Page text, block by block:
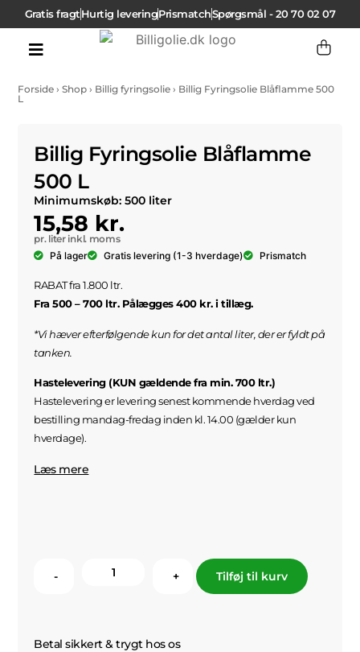
Gratis fragtHurtig leveringPrismatchSpørgsmål - 20 70 02 07
Forside ›Shop › Billig fyringsolie › Billig Fyringsolie Blåflamme 500
L
Billig Fyringsolie Blåflamme
500 L
Minimumskøb: 500 liter
15,58 kr.
inkl. moms
På lager
Gratis levering (1-3 hverdage) Prismatch
RABAT fra 1.800 ltr.
Fra 500 – 700 ltr. Pålægges 400 kr. i tillæg.
*Vi hæver efterfølgende kun for det antal liter, der er fyldt på
tanken.
Hastelevering (KUN gældende fra min. 700 ltr.)
Hastelevering er levering senest kommende hverdag ved
bestilling mandag-fredag inden kl. 14.00 (gælder kun
hverdage).
Læs mere
- + Tilføj til kurv
Betal sikkert & trygt hos os